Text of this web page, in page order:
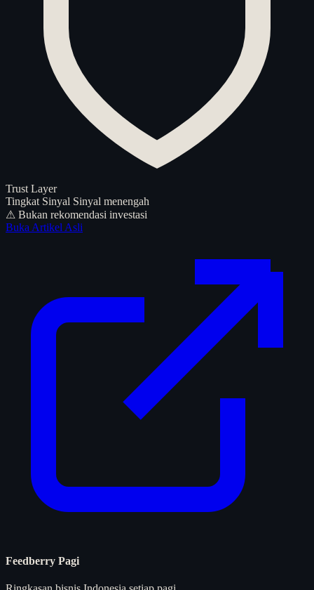
Trust Layer
Tingkat Sinyal Sinyal menengah
⚠ Bukan rekomendasi investasi
Buka Artikel Asli
Feedberry Pagi